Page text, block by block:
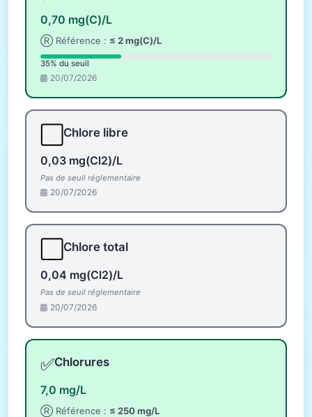
0,70 mg(C)/L
Ⓡ Référence : ≤ 2 mg(C)/L
35% du seuil
20/07/2026
Chlore libre
0,03 mg(Cl2)/L
Pas de seuil réglementaire
20/07/2026
Chlore total
0,04 mg(Cl2)/L
Pas de seuil réglementaire
20/07/2026
✅Chlorures
7,0 mg/L
Ⓡ Référence : ≤ 250 mg/L